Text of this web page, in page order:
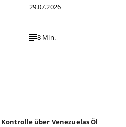
29.07.2026
8 Min.
über Venezuelas Öl